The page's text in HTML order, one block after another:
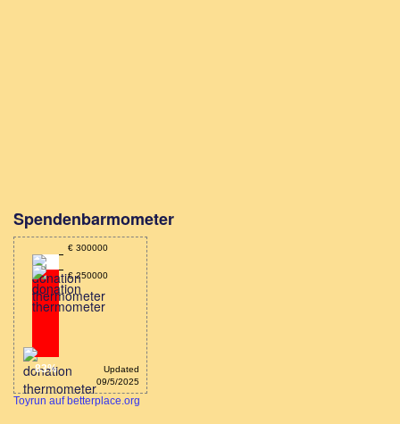
Spendenbarmometer
€ 300000
€ 250000
83%
Updated
09/5/2025
Toyrun auf betterplace.org